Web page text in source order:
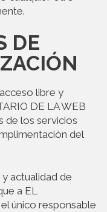
DE
libre y
DE LA WEB
de los servicios
del
actualidad de
a EL
único responsable